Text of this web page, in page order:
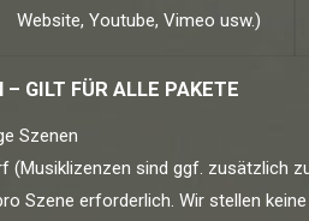
Website, Youtube, Vimeo usw.)
GILT FÜR ALLE PAKETE
Szenen
(Musiklizenzen sind ggf. zusätzlich
Szene erforderlich. Wir stellen